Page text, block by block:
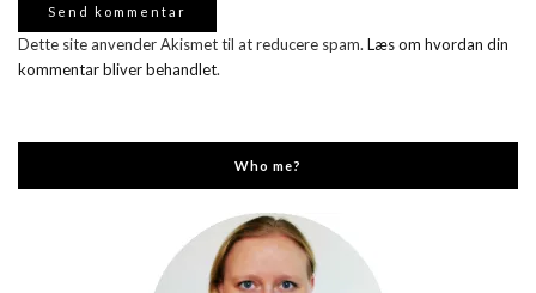
Dette site anvender Akismet til at reducere spam. Læs om hvordan din
kommentar bliver behandlet.
Who me?